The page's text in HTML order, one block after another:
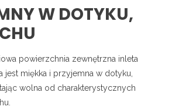
W DOTYKU,
powierzchnia zewnętrzna inleta
jest miękka i przyjemna w dotyku,
wolna od charakterystycznych